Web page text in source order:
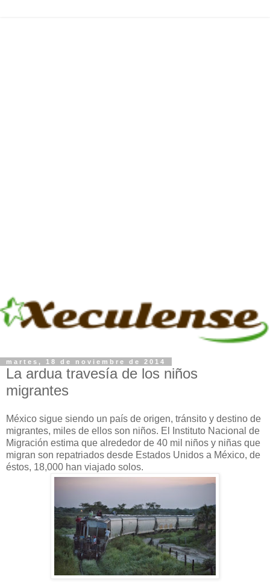
martes, 18 de noviembre de 2014
La ardua travesía de los niños
migrantes
México sigue siendo un país de origen, tránsito y destino de
migrantes, miles de ellos son niños. El Instituto Nacional de
Migración estima que alrededor de 40 mil niños y niñas que
migran son repatriados desde Estados Unidos a México, de
éstos, 18,000 han viajado solos.